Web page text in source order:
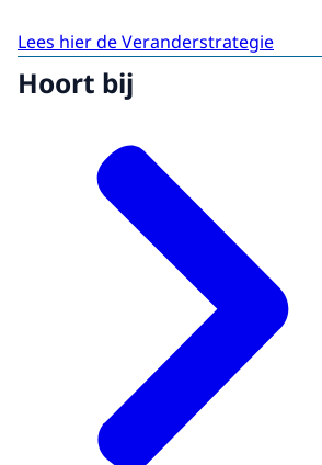
Lees hier de Veranderstrategie
Hoort bij